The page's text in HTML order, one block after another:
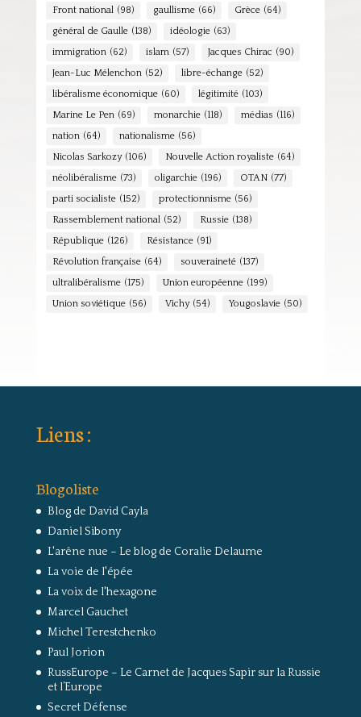
Front national (98) gaullisme (66) Grèce (64)
général de Gaulle (138) idéologie (63)
immigration (62) islam (57) Jacques Chirac (90)
Jean-Luc Mélenchon (52) libre-échange (52)
libéralisme économique (60) légitimité (103)
Marine Le Pen (69) monarchie (118) médias (116)
nation (64) nationalisme (56)
Nicolas Sarkozy (106) Nouvelle Action royaliste (64)
néolibéralisme (73) oligarchie (196) OTAN (77)
parti socialiste (152) protectionnisme (56)
Rassemblement national (52) Russie (138)
République (126) Résistance (91)
Révolution française (64) souveraineté (137)
ultralibéralisme (175) Union européenne (199)
Union soviétique (56) Vichy (54) Yougoslavie (50)
Liens :
Blogoliste
Blog de David Cayla
Daniel Sibony
L'arêne nue – Le blog de Coralie Delaume
La voie de l'épée
La voix de l'hexagone
Marcel Gauchet
Michel Terestchenko
Paul Jorion
RussEurope – Le Carnet de Jacques Sapir sur la Russie
et l’Europe
Secret Défense